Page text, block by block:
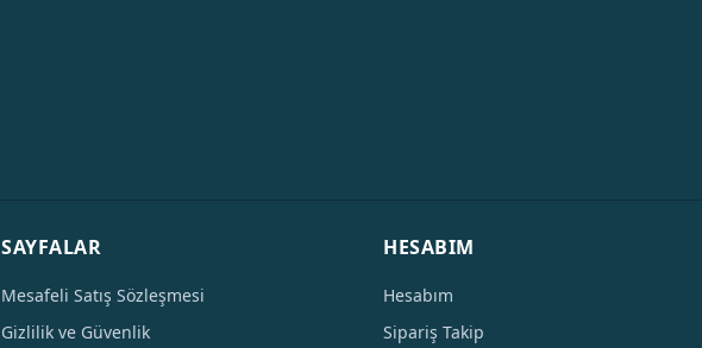
SAYFALAR
Mesafeli Satış Sözleşmesi
Gizlilik ve Güvenlik
HESABIM
Hesabım
Sipariş Takip